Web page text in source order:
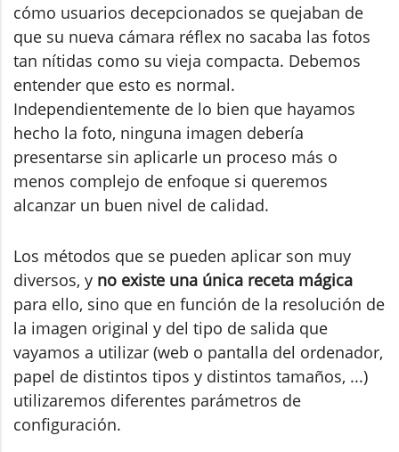
cómo usuarios decepcionados se quejaban de
que su nueva cámara réflex no sacaba las fotos
tan nítidas como su vieja compacta. Debemos
entender que esto es normal.
Independientemente de lo bien que hayamos
hecho la foto, ninguna imagen debería
presentarse sin aplicarle un proceso más o
menos complejo de enfoque si queremos
alcanzar un buen nivel de calidad.
Los métodos que se pueden aplicar son muy
diversos, y no existe una única receta mágica
para ello, sino que en función de la resolución de
la imagen original y del tipo de salida que
vayamos a utilizar (web o pantalla del ordenador,
papel de distintos tipos y distintos tamaños, ...)
utilizaremos diferentes parámetros de
configuración.